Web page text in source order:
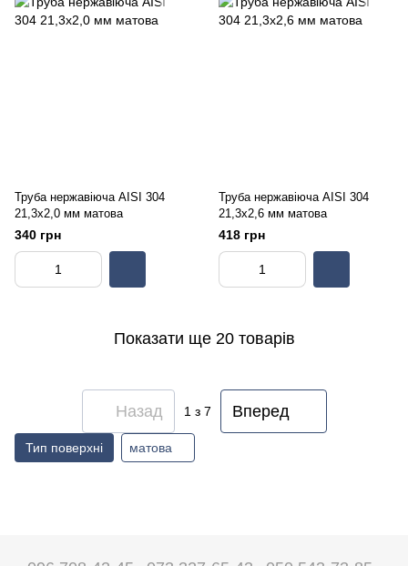
Труба нержавіюча AISI 304
21,3х2,0 мм матова
340 грн
Труба нержавіюча AISI 304
21,3х2,6 мм матова
418 грн
Показати ще 20 товарів
Назад 1 з 7 Вперед
Тип поверхні матова